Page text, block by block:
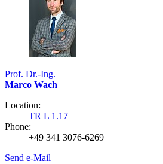
Prof. Dr.-Ing.
Marco Wach
Location:
TR L 1.17
Phone:
+49 341 3076-6269
Send e-Mail